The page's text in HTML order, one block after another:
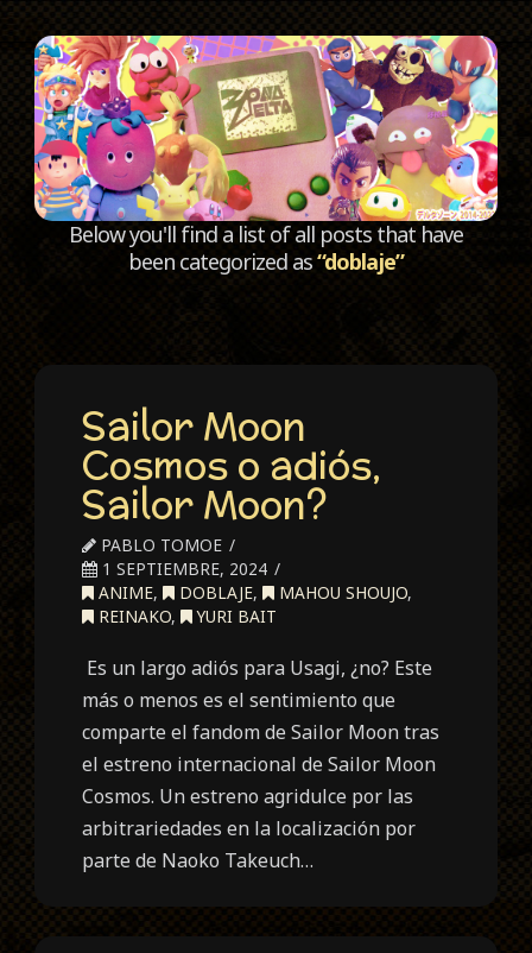
Below you'll find a list of all posts that have
been categorized as“doblaje”
Sailor Moon
Cosmos o adiós,
Sailor Moon?
PABLO TOMOE
1 SEPTIEMBRE, 2024
ANIME, DOBLAJE, MAHOU SHOUJO,
REINAKO, YURI BAIT
Es un largo adiós para Usagi, ¿no? Este
más o menos es el sentimiento que
comparte el fandom de Sailor Moon tras
el estreno internacional de Sailor Moon
Cosmos. Un estreno agridulce por las
arbitrariedades en la localización por
parte de Naoko Takeuch…